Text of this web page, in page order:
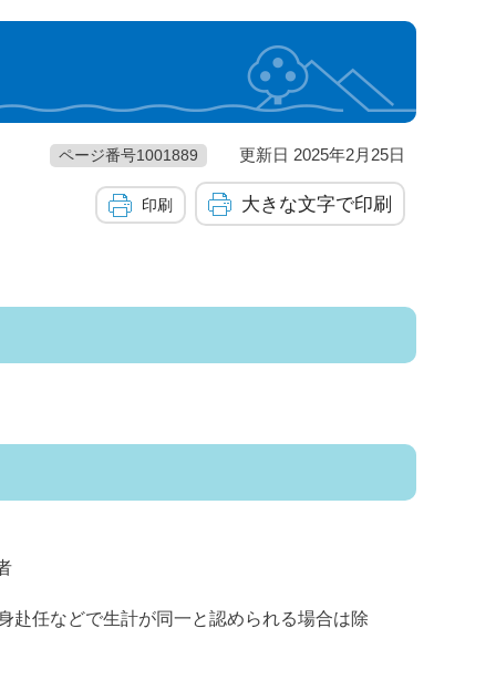
ページ番号1001889 更新日 2025年2月25日
印刷 大きな文字で印刷
赴任などで生計が同一と認められる場合は除